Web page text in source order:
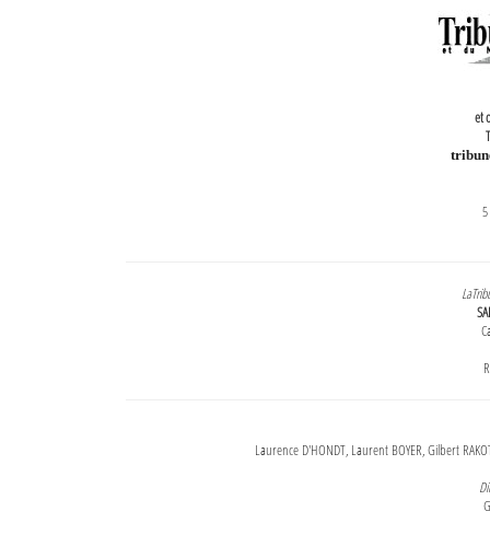
et
Laurence D'HONDT, Laurent BOYER, Gilbert